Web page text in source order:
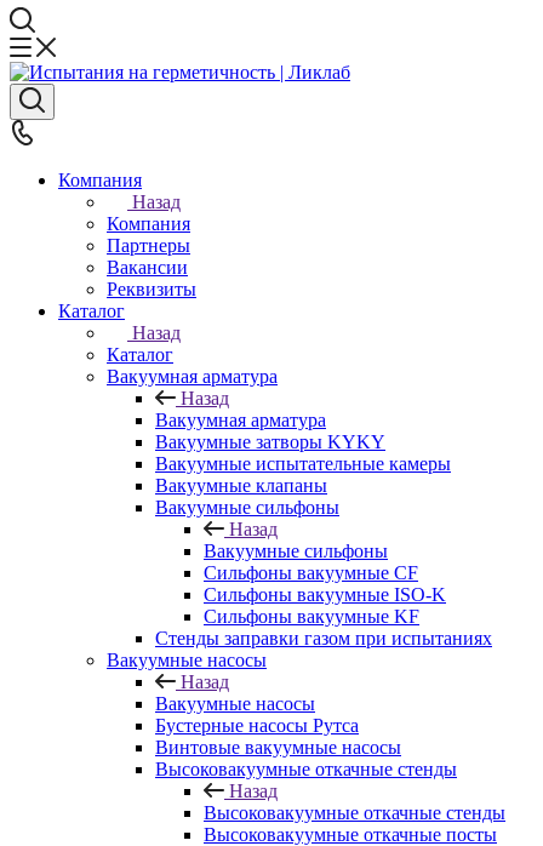
Компания
Назад
Компания
Партнеры
Вакансии
Реквизиты
Каталог
Назад
Каталог
Вакуумная арматура
Назад
Вакуумная арматура
Вакуумные затворы KYKY
Вакуумные испытательные камеры
Вакуумные клапаны
Вакуумные сильфоны
Назад
Вакуумные сильфоны
Сильфоны вакуумные CF
Сильфоны вакуумные ISO-K
Сильфоны вакуумные KF
Стенды заправки газом при испытаниях
Вакуумные насосы
Назад
Вакуумные насосы
Бустерные насосы Рутса
Винтовые вакуумные насосы
Высоковакуумные откачные стенды
Назад
Высоковакуумные откачные стенды
Высоковакуумные откачные посты